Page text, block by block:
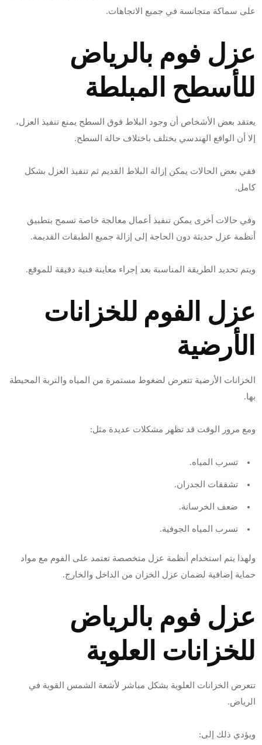
على سماكة متجانسة في جميع الاتجاهات.
عزل فوم بالرياض
للأسطح المبلطة
يعتقد بعض الأشخاص أن وجود البلاط فوق السطح يمنع تنفيذ العزل،
إلا أن الواقع الهندسي يختلف باختلاف حالة السطح.
ففي بعض الحالات يمكن إزالة البلاط القديم ثم تنفيذ العزل بشكل
كامل.
وفي حالات أخرى يمكن تنفيذ أعمال معالجة خاصة تسمح بتطبيق
أنظمة عزل حديثة دون الحاجة إلى إزالة جميع الطبقات القديمة.
ويتم تحديد الطريقة المناسبة بعد إجراء معاينة فنية دقيقة للموقع.
عزل الفوم للخزانات
الأرضية
الخزانات الأرضية تتعرض لضغوط مستمرة من المياه والتربة المحيطة
بها.
ومع مرور الوقت قد تظهر مشكلات عديدة مثل:
تسرب المياه.
تشققات الجدران.
ضعف الخرسانة.
تسرب المياه الجوفية.
ولهذا يتم استخدام أنظمة عزل متخصصة تعتمد على الفوم مع مواد
حماية إضافية لضمان عزل الخزان من الداخل والخارج.
عزل فوم بالرياض
للخزانات العلوية
تتعرض الخزانات العلوية بشكل مباشر لأشعة الشمس القوية في
الرياض.
ويؤدي ذلك إلى: